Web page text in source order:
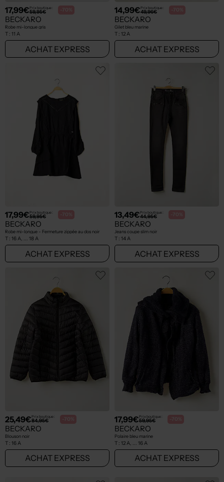
17,99€Prix boutique :
59,95€ -70%
BECKARO
Robe mi-longue gris
T : 11 A
ACHAT EXPRESS
14,99€Prix boutique :
49,96€ -70%
BECKARO
Gilet bleu marine
T : 12 A
ACHAT EXPRESS
17,99€Prix boutique :
59,95€ -70%
BECKARO
Robe mi-longue - Fermeture zippée au dos noir
T : 16 A, ... 18 A
ACHAT EXPRESS
13,49€Prix boutique :
44,95€ -70%
BECKARO
Jeans coupe slim noir
T : 14 A
ACHAT EXPRESS
25,49€Prix boutique :
84,95€ -70%
BECKARO
Blouson noir
T : 16 A
ACHAT EXPRESS
17,99€Prix boutique :
59,95€ -70%
BECKARO
Polaire bleu marine
T : 12 A, ... 16 A
ACHAT EXPRESS